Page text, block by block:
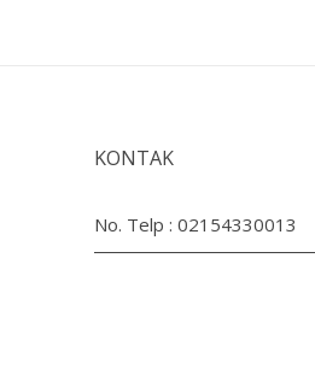
KONTAK
No. Telp : 02154330013